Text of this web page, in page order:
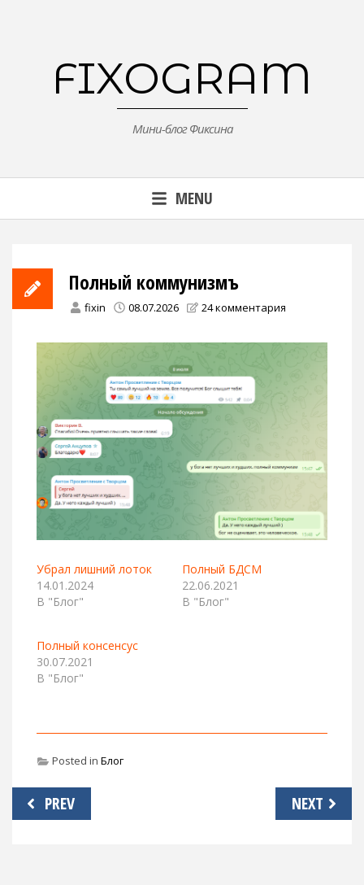
FIXOGRAM
Мини-блог Фиксина
MENU
Полный коммунизмъ
fixin 08.07.2026 24 комментария
Убрал лишний лоток
14.01.2024
В "Блог"
Полный БДСМ
22.06.2021
В "Блог"
Полный консенсус
30.07.2021
В "Блог"
Posted in Блог
Навигация
по
PREV NEXT